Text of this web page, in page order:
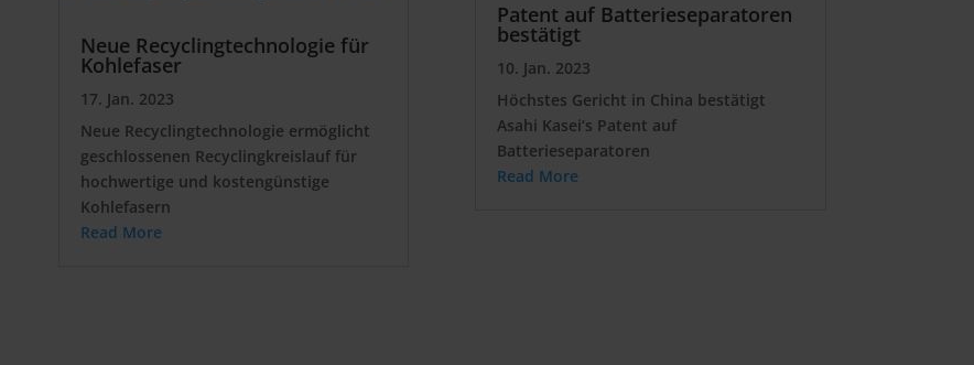
Neue Recyclingtechnologie für
Kohlefaser
17. Jan. 2023
Neue Recyclingtechnologie ermöglicht
geschlossenen Recyclingkreislauf für
hochwertige und kostengünstige
Kohlefasern
Read More
Patent auf Batterieseparatoren
bestätigt
10. Jan. 2023
Höchstes Gericht in China bestätigt
Asahi Kasei‘s Patent auf
Batterieseparatoren
Read More